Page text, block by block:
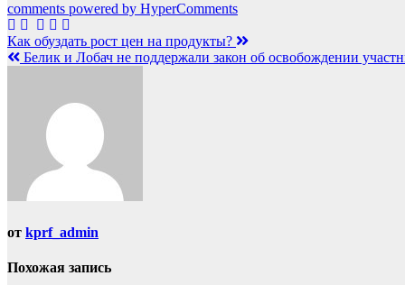
comments powered by HyperComments
Навигация
по
Как обуздать рост цен на продукты?
Белик и Лобач не поддержали закон об освобождении
от kprf_admin
Похожая запись